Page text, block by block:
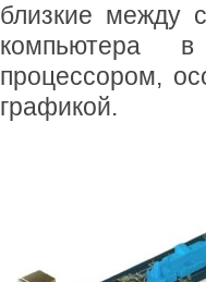
близкие между
компьютера в
процессором,
графикой.